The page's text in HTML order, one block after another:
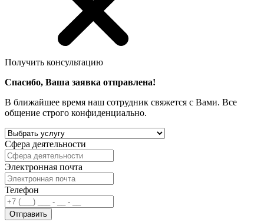
Получить консультацию
Спасибо, Ваша заявка отправлена!
В ближайшее время наш сотрудник свяжется с Вами. Все
общение строго конфиденциально.
Сфера деятельности
Электронная почта
Телефон
Отправить